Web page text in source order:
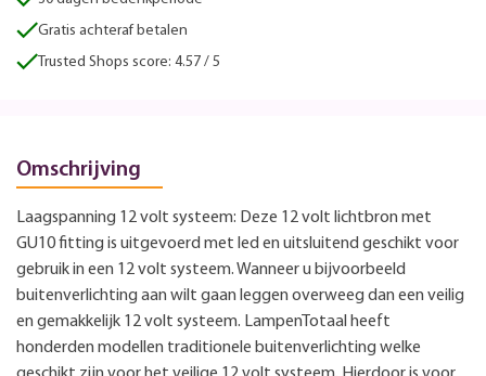
Gratis achteraf betalen
Trusted Shops score: 4.57 / 5
Omschrijving
Laagspanning 12 volt systeem: Deze 12 volt lichtbron met
GU10 fitting is uitgevoerd met led en uitsluitend geschikt voor
gebruik in een 12 volt systeem. Wanneer u bijvoorbeeld
buitenverlichting aan wilt gaan leggen overweeg dan een veilig
en gemakkelijk 12 volt systeem. LampenTotaal heeft
honderden modellen traditionele buitenverlichting welke